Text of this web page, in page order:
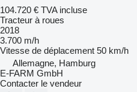
104.720 € TVA incluse
Tracteur à roues
2018
3.700 m/h
Vitesse de déplacement 50 km/h
Allemagne, Hamburg
E-FARM GmbH
Contacter le vendeur